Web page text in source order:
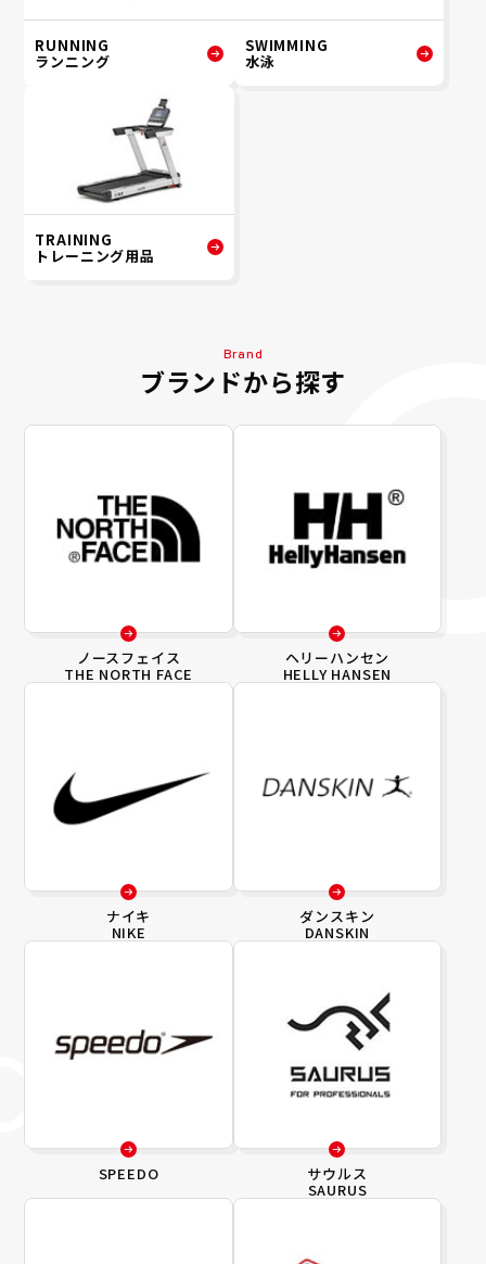
RUNNING
ランニング
SWIMMING
水泳
TRAINING
トレーニング用品
Brand
ブランドから探す
ノースフェイス
THE NORTH FACE
ヘリーハンセン
HELLY HANSEN
ナイキ
NIKE
ダンスキン
DANSKIN
SPEEDO サウルス
SAURUS